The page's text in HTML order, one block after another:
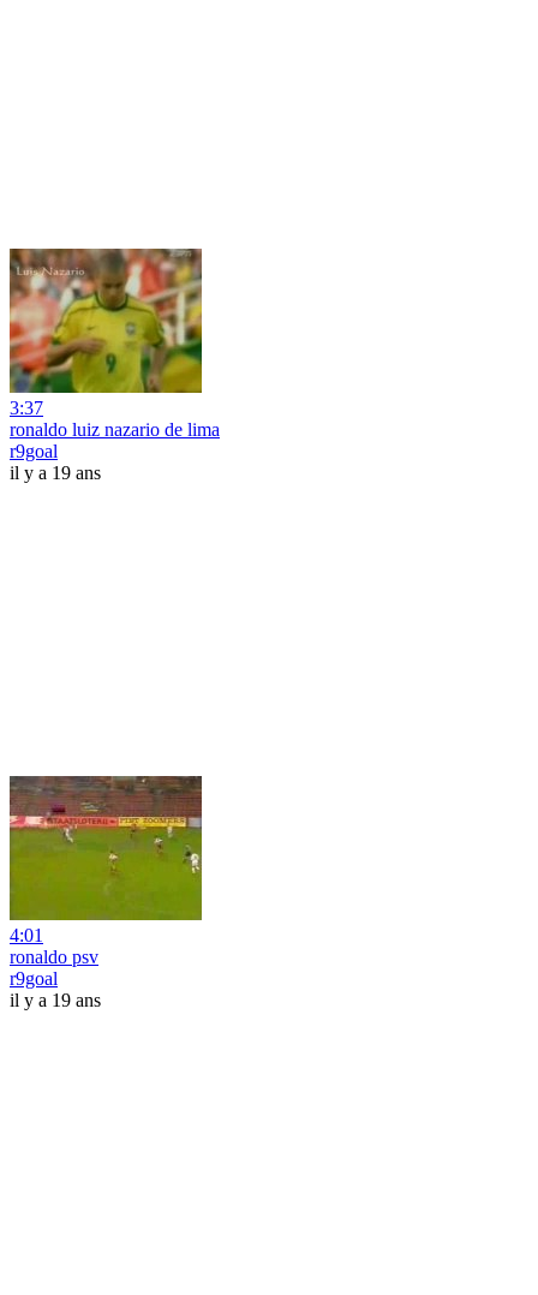
3:37
ronaldo luiz nazario de lima
r9goal
il y a 19 ans
4:01
ronaldo psv
r9goal
il y a 19 ans